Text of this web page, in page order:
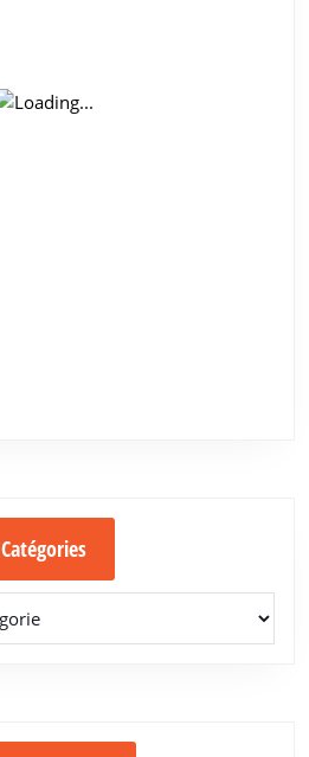
Catégories